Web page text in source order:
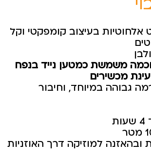
אלחוטיות בעיצוב קומפקטי וקל
משמשת כמטען נייד בנפח
מכשירים
גבוהה במיוחד, וחיבור
ובהאזנה למוזיקה דרך האוזניות